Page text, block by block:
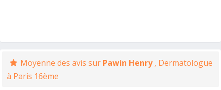
Moyenne des avis sur Pawin Henry, Dermatologue
à Paris 16ème